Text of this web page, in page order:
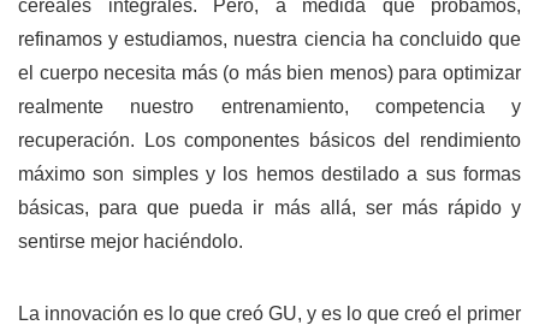
cereales integrales. Pero, a medida que probamos,
refinamos y estudiamos, nuestra ciencia ha concluido que
el cuerpo necesita más (o más bien menos) para optimizar
realmente nuestro entrenamiento, competencia y
recuperación. Los componentes básicos del rendimiento
máximo son simples y los hemos destilado a sus formas
básicas, para que pueda ir más allá, ser más rápido y
sentirse mejor haciéndolo.
La innovación es lo que creó GU, y es lo que creó el primer